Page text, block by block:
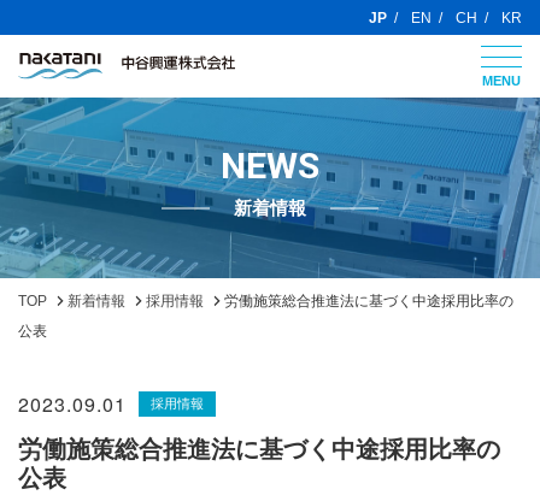
JP EN CH KR
MENU
NEWS
新着情報
TOP 新着情報 採用情報
労働施策総合推進法に基づく中途採用比率の
公表
2023.09.01 採用情報
労働施策総合推進法に基づく中途採用比率の
公表